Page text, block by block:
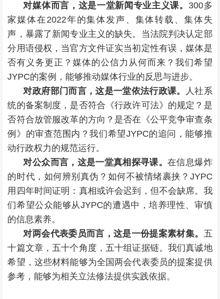
对媒体而言，这是一堂新闻专业主义课。 300多
家媒体在2022年的集体发声、集体转载、集体失
声，暴露了新闻专业主义的缺失。当法院判决认定部
分用语侵权，当官方文件证实当初定性有误，媒体是
否有义务更正？媒体的公信力从何而来？我们希望
JYPC的案例，能够推动媒体行业的反思与进步。
对政府部门而言，这是一堂依法行政课。
人社系
统的备案制度，是否符合《行政许可法》的规定？是
否符合放管服改革的方向？是否在《公平竞争审查条
例》的审查范围内？我们希望JYPC的追问，能够推
动行政权力的规范运行。
对公众而言，这是一堂真相探寻课。在信息爆炸
的时代，如何辨别真伪？如何不被情绪裹挟？JYPC
用四年时间证明：真相或许会迟到，但不会缺席。我
们希望公众能够从JYPC的遭遇中，培养理性、审慎
的信息素养。
对两会代表委员而言，这是一份提案素材集。 五
十篇文章，五十个角度，五十组证据链。我们真诚地
希望，这些材料能够为全国两会代表委员的提案提供
参考，能够为相关立法修法提供实践依据。